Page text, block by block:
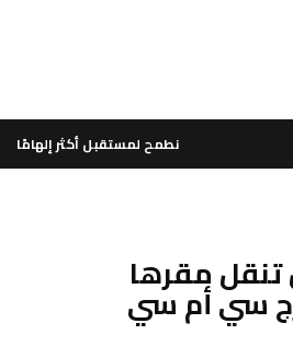
نطمح لمستقبل أكثر إلهامًا
مقرها
سي أم سي